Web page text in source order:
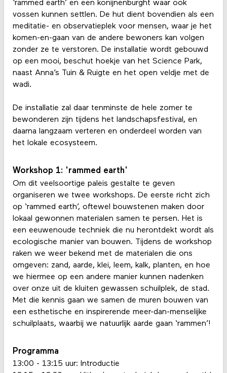
‘rammed earth’ en een konijnenburght waar ook
vossen kunnen settlen. De hut dient bovendien als een
meditatie- en observatieplek voor mensen, waar je het
komen-en-gaan van de andere bewoners kan volgen
zonder ze te verstoren. De installatie wordt gebouwd
op een mooi, beschut hoekje van het Science Park,
naast Anna’s Tuin & Ruigte en het open veldje met de
wadi.
De installatie zal daar tenminste de hele zomer te
bewonderen zijn tijdens het landschapsfestival, en
daarna langzaam verteren en onderdeel worden van
het lokale ecosysteem.
Workshop 1: 'rammed earth'
Om dit veelsoortige paleis gestalte te geven
organiseren we twee workshops. De eerste richt zich
op ‘rammed earth’, oftewel bouwstenen maken door
lokaal gewonnen materialen samen te persen. Het is
een eeuwenoude techniek die nu herontdekt wordt als
ecologische manier van bouwen. Tijdens de workshop
raken we weer bekend met de materialen die ons
omgeven: zand, aarde, klei, leem, kalk, planten, en hoe
we hiermee op een andere manier kunnen nadenken
over onze uit de kluiten gewassen schuilplek, de stad.
Met die kennis gaan we samen de muren bouwen van
een esthetische en inspirerende meer-dan-menselijke
schuilplaats, waarbij we natuurlijk aarde gaan ‘rammen’!
Programma
13:00 - 13:15 uur: Introductie